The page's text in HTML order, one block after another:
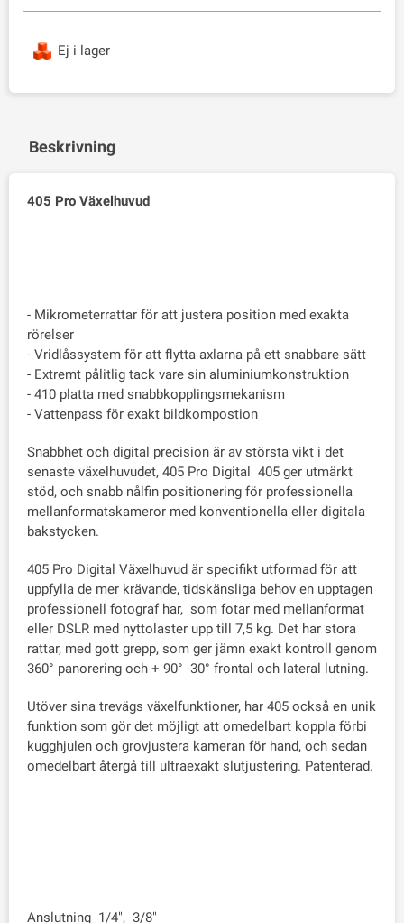
Ej i lager
Beskrivning
405 Pro Växelhuvud
- Mikrometerrattar för att justera position med exakta
rörelser
- Vridlåssystem för att flytta axlarna på ett snabbare sätt
- Extremt pålitlig tack vare sin aluminiumkonstruktion
- 410 platta med snabbkopplingsmekanism
- Vattenpass för exakt bildkompostion
Snabbhet och digital precision är av största vikt i det
senaste växelhuvudet, 405 Pro Digital 405 ger utmärkt
stöd, och snabb nålfin positionering för professionella
mellanformatskameror med konventionella eller digitala
bakstycken.
405 Pro Digital Växelhuvud är specifikt utformad för att
uppfylla de mer krävande, tidskänsliga behov en upptagen
professionell fotograf har, som fotar med mellanformat
eller DSLR med nyttolaster upp till 7,5 kg. Det har stora
rattar, med gott grepp, som ger jämn exakt kontroll genom
360° panorering och + 90° -30° frontal och lateral lutning.
Utöver sina trevägs växelfunktioner, har 405 också en unik
funktion som gör det möjligt att omedelbart koppla förbi
kugghjulen och grovjustera kameran för hand, och sedan
omedelbart återgå till ultraexakt slutjustering. Patenterad.
Anslutning 1/4", 3/8"